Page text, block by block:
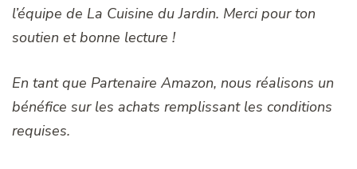
l’équipe de La Cuisine du Jardin. Merci pour ton
soutien et bonne lecture !
En tant que Partenaire Amazon, nous réalisons un
bénéfice sur les achats remplissant les conditions
requises.